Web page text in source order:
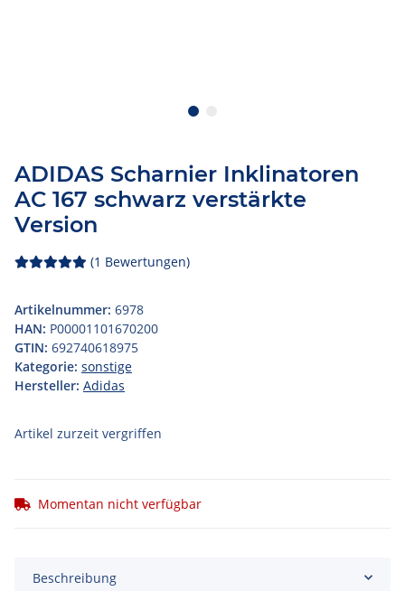
ADIDAS Scharnier Inklinatoren
AC 167 schwarz verstärkte
Version
(1 Bewertungen)
Artikelnummer: 6978
HAN: P00001101670200
GTIN: 692740618975
Kategorie: sonstige
Hersteller: Adidas
Artikel zurzeit vergriffen
Momentan nicht verfügbar
Beschreibung